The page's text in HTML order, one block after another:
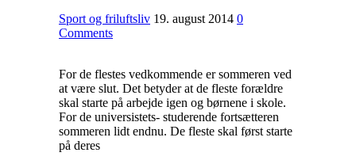
Sport og friluftsliv 19. august 2014 0
Comments
For de flestes vedkommende er sommeren ved
at være slut. Det betyder at de fleste forældre
skal starte på arbejde igen og børnene i skole.
For de universistets- studerende fortsætteren
sommeren lidt endnu. De fleste skal først starte
på deres